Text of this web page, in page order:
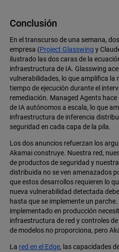
Conclusión
En el transcurso de una semana,
empresa (Project Glasswing y
ilustrado las dos caras de la
infraestructura de IA. Glasswing
vulnerabilidades, lo que amplifica la
tiempo de ejecución durante el
remediación. Managed Agents
de IA autónomos a escala, lo que
infraestructura de inferencia
seguridad en cada capa de la pila.
Los dos anuncios refuerzan los
Akamai construye. Nuestra red,
de productos de seguridad y
distribuida no se ven amenazados
que estos desarrollos requieren lo
nueva vulnerabilidad detectada
hasta que se implemente un
implementado en producción
infraestructura de red y controles
de modelos no proporciona, pero
La red en el Edge, las capacidades